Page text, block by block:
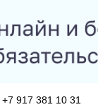
+7 917 381 10 31